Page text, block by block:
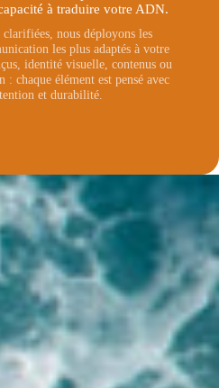
à traduire votre ADN.
nous déployons les
les plus adaptés à votre
identité visuelle, contenus ou
chaque élément est pensé avec
et durabilité.